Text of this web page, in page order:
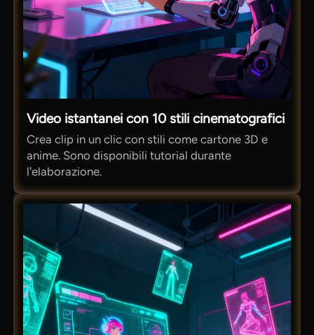
Video istantanei con 10 stili cinematografici
Crea clip in un clic con stili come cartone 3D e
anime. Sono disponibili tutorial durante
l'elaborazione.